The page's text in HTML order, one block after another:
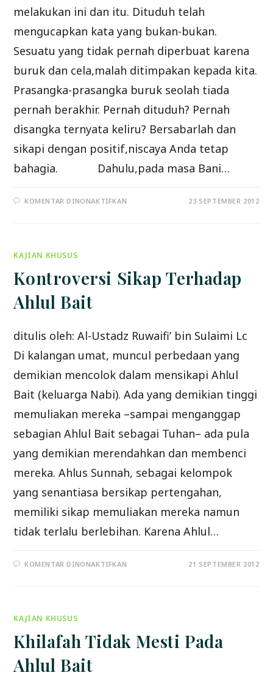
melakukan ini dan itu. Dituduh telah
mengucapkan kata yang bukan-bukan.
Sesuatu yang tidak pernah diperbuat karena
buruk dan cela,malah ditimpakan kepada kita.
Prasangka-prasangka buruk seolah tiada
pernah berakhir. Pernah dituduh? Pernah
disangka ternyata keliru? Bersabarlah dan
sikapi dengan positif,niscaya Anda tetap
bahagia. Dahulu,pada masa Bani…
KOMENTAR DINONAKTIFKAN 23 SEPTEMBER 2012
KAJIAN KHUSUS
Kontroversi Sikap Terhadap
Ahlul Bait
ditulis oleh: Al-Ustadz Ruwaifi’ bin Sulaimi Lc
Di kalangan umat, muncul perbedaan yang
demikian mencolok dalam mensikapi Ahlul
Bait (keluarga Nabi). Ada yang demikian tinggi
memuliakan mereka –sampai menganggap
sebagian Ahlul Bait sebagai Tuhan– ada pula
yang demikian merendahkan dan membenci
mereka. Ahlus Sunnah, sebagai kelompok
yang senantiasa bersikap pertengahan,
memiliki sikap memuliakan mereka namun
tidak terlalu berlebihan. Karena Ahlul…
KOMENTAR DINONAKTIFKAN 21 SEPTEMBER 2012
KAJIAN KHUSUS
Khilafah Tidak Mesti Pada
Ahlul Bait